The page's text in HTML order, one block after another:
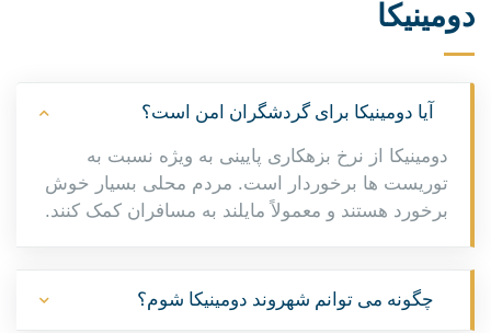
دومینیکا
آیا دومینیکا برای گردشگران امن است؟
دومینیکا از نرخ بزهکاری پایینی به ویژه نسبت به
توریست ها برخوردار است. مردم محلی بسیار خوش
برخورد هستند و معمولاً مایلند به مسافران کمک کنند.
چگونه می توانم شهروند دومینیکا شوم؟